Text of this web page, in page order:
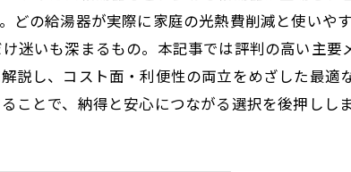
どの給湯器が実際に家庭の光熱費削減と使いや
迷いも深まるもの。本記事では評判の高い主要
説し、コスト面・利便性の両立をめざした最適
とで、納得と安心につながる選択を後押ししま